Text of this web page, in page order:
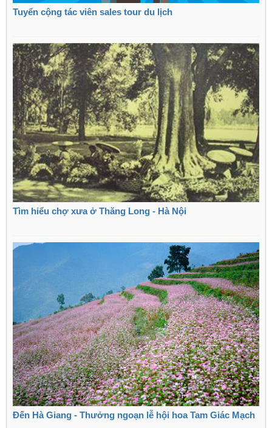
Tuyển cộng tác viên sales tour du lịch
Tìm hiểu chợ xưa ở Thăng Long - Hà Nội
Đến Hà Giang - Thưởng ngoạn lễ hội hoa Tam Giác Mạch